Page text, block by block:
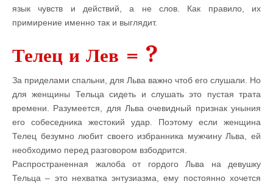
язык чувств и действий, а не слов. Как правило, их
примирение именно так и выглядит.
Телец и Лев = ?
За приделами спальни, для Льва важно чтоб его слушали. Но
для женщины Тельца сидеть и слушать это пустая трата
времени. Разумеется, для Льва очевидный признак уныния
его собеседника жестокий удар. Поэтому если женщина
Телец безумно любит своего избранника мужчину Льва, ей
необходимо перед разговором взбодрится.
Распространенная жалоба от гордого Льва на девушку
Тельца – это нехватка энтузиазма, ему постоянно хочется